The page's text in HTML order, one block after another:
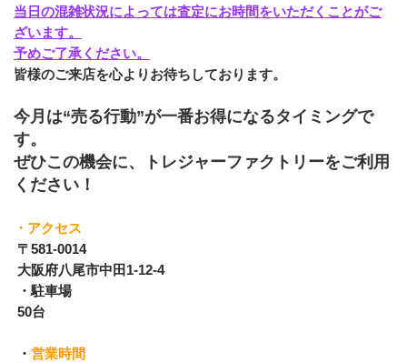
当日の混雑状況によっては査定にお時間をいただくことがご
ざいます。
予めご了承ください。
皆様のご来店を心よりお待ちしております。
今月は“売る行動”が一番お得になるタイミングで
す。
ぜひこの機会に、トレジャーファクトリーをご利用
ください！
・アクセス
〒581-0014
大阪府八尾市中田1-12-4
・駐車場
50台
・ 営業時間